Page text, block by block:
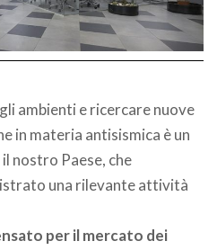
ambienti e ricercare nuove
in materia antisismica è un
nostro Paese, che
una rilevante attività
per il mercato dei